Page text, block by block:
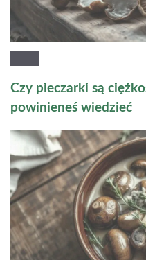
Czy pieczarki są
powinieneś wiedzieć